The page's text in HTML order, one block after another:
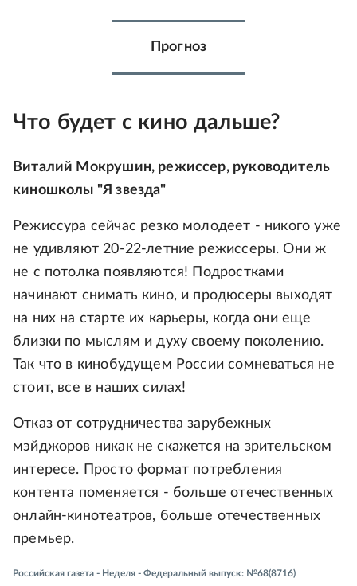
Прогноз
Что будет с кино дальше?
Виталий Мокрушин, режиссер, руководитель
киношколы "Я звезда"
Режиссура сейчас резко молодеет - никого уже
не удивляют 20-22-летние режиссеры. Они ж
не с потолка появляются! Подростками
начинают снимать кино, и продюсеры выходят
на них на старте их карьеры, когда они еще
близки по мыслям и духу своему поколению.
Так что в кинобудущем России сомневаться не
стоит, все в наших силах!
Отказ от сотрудничества зарубежных
мэйджоров никак не скажется на зрительском
интересе. Просто формат потребления
контента поменяется - больше отечественных
онлайн-кинотеатров, больше отечественных
премьер.
Российская газета - Неделя - Федеральный выпуск: №68(8716)